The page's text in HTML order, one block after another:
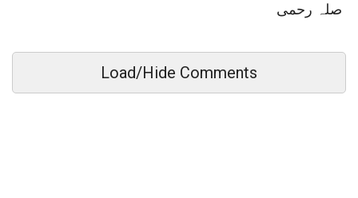
صلہ رحمی
Load/Hide Comments